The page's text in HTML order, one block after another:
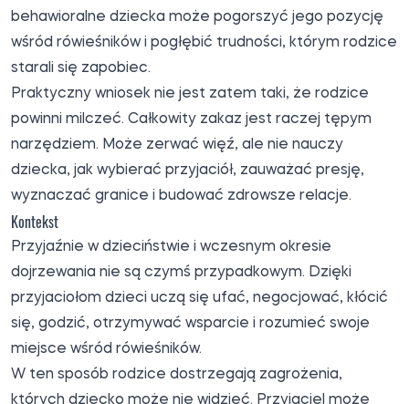
behawioralne dziecka może pogorszyć jego pozycję
wśród rówieśników i pogłębić trudności, którym rodzice
starali się zapobiec.
Praktyczny wniosek nie jest zatem taki, że rodzice
powinni milczeć. Całkowity zakaz jest raczej tępym
narzędziem. Może zerwać więź, ale nie nauczy
dziecka, jak wybierać przyjaciół, zauważać presję,
wyznaczać granice i budować zdrowsze relacje.
Kontekst
Przyjaźnie w dzieciństwie i wczesnym okresie
dojrzewania nie są czymś przypadkowym. Dzięki
przyjaciołom dzieci uczą się ufać, negocjować, kłócić
się, godzić, otrzymywać wsparcie i rozumieć swoje
miejsce wśród rówieśników.
W ten sposób rodzice dostrzegają zagrożenia,
których dziecko może nie widzieć. Przyjaciel może